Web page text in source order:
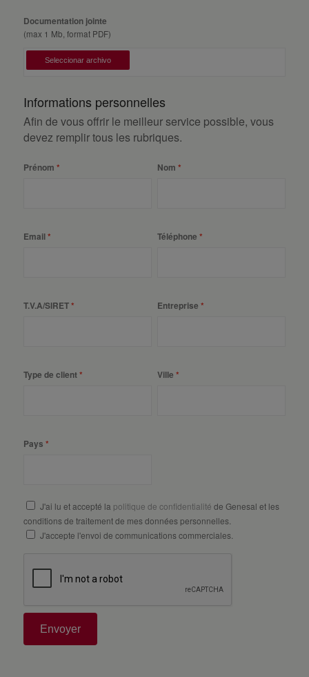
Documentation jointe
(max 1 Mb, format PDF)
Informations personnelles
Afin de vous offrir le meilleur service possible, vous
devez remplir tous les rubriques.
Prénom Nom
Email Téléphone
T.V.A/SIRET Entreprise
Type de client Ville
Pays
J'ai lu et accepté la politique de confidentialité de Genesal et les
conditions de traitement de mes données personnelles.
J'accepte l'envoi de communications commerciales.
Envoyer